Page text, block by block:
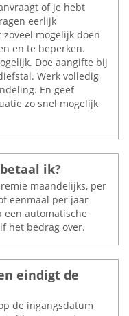
of je hebt
eerlijk
zoveel mogelijk doen
en te beperken.
Doe aangifte bij
Werk volledig
En geef
zo snel mogelijk
ik?
maandelijks, per
eenmaal per jaar
een automatische
het bedrag over.
eindigt de
de ingangsdatum